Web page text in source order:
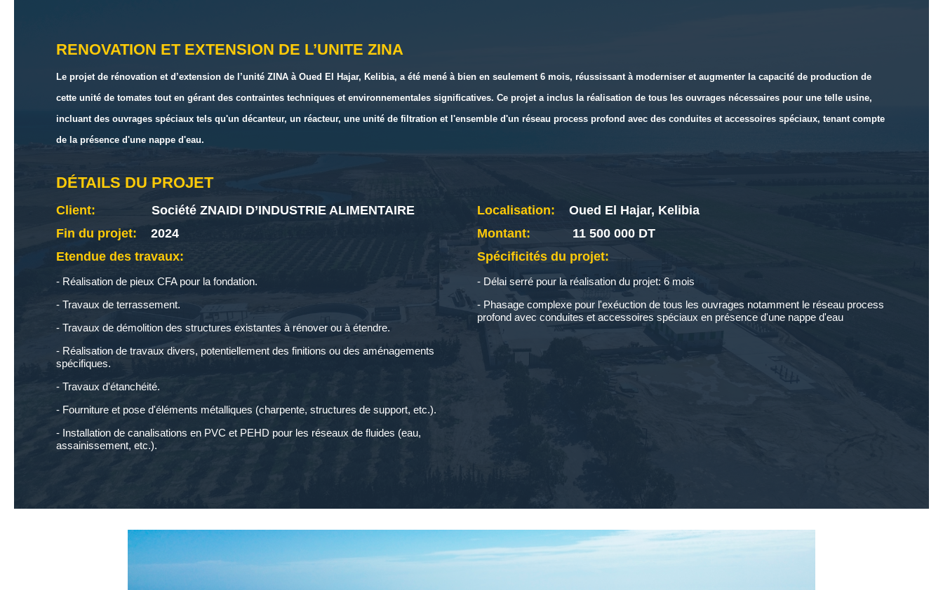
RENOVATION ET EXTENSION DE L’UNITE ZINA
Le projet de rénovation et d’extension de l’unité ZINA à Oued El Hajar, Kelibia, a été mené à bien en seulement 6 mois, réussissant à moderniser et augmenter la capacité de production de
cette unité de tomates tout en gérant des contraintes techniques et environnementales significatives. Ce projet a inclus la réalisation de tous les ouvrages nécessaires pour une telle usine,
incluant des ouvrages spéciaux tels qu'un décanteur, un réacteur, une unité de filtration et l'ensemble d'un réseau process profond avec des conduites et accessoires spéciaux, tenant compte
de la présence d'une nappe d'eau.
DÉTAILS DU PROJET
Client: Société ZNAIDI D’INDUSTRIE ALIMENTAIRE Localisation:
Oued El Hajar, Kelibia
Fin du projet:
2024 Montant:
11 500 000 DT
Etendue des travaux:
- Réalisation de pieux CFA pour la fondation.
- Travaux de terrassement.
- Travaux de démolition des structures existantes à rénover ou à étendre.
- Réalisation de travaux divers, potentiellement des finitions ou des aménagements
spécifiques.
- Travaux d'étanchéité.
- Fourniture et pose d'éléments métalliques (charpente, structures de support, etc.).
- Installation de canalisations en PVC et PEHD pour les réseaux de fluides (eau,
assainissement, etc.).
Spécificités du projet:
- Délai serré pour la réalisation du projet: 6 mois
- Phasage complexe pour l'exéuction de tous les ouvrages notamment le réseau process
profond avec conduites et accessoires spéciaux en présence d'une nappe d'eau